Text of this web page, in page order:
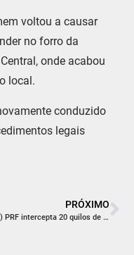
voltou a causar
no forro da
onde acabou
local.
conduzido
legais
PRÓXIMO
(Vídeo) PRF intercepta 20 quilos de maconha na BR-101, em Içara